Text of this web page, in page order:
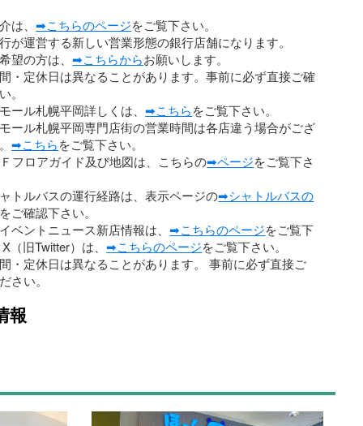
は、➡こちらのページをご覧下さい。
が運営する新しい営業形態の銀行店舗になります。
望の方は、➡こちらからお願いします。
・定休日は異なることがあります。事前に必ず直接ご確
。
ール札幌平岡詳しくは、➡こちらをご覧下さい。
ール札幌平岡専門店街の営業時間は各店違う場合がござ
➡こちらをご覧下さい。
フロアガイド及び地図は、こちらの➡ページをご覧下さ
トルバスの運行経路は、表示ページの➡シャトルバスの
をご確認下さい。
ベントニュース新店情報は、➡こちらのページをご覧下
（旧Twitter）は、➡こちらのページをご覧下さい。
・定休日は異なることがあります。 事前に必ず直接ご
さい。
報